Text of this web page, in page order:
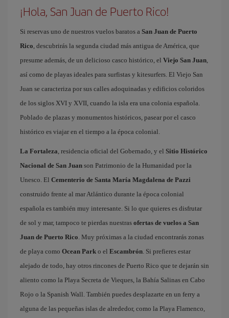
¡Hola, San Juan de Puerto Rico!
Si reservas uno de nuestros vuelos baratos a San Juan de Puerto
Rico, descubrirás la segunda ciudad más antigua de América, que
presume además, de un delicioso casco histórico, el Viejo San Juan,
así como de playas ideales para surfistas y kitesurfers. El Viejo San
Juan se caracteriza por sus calles adoquinadas y edificios coloridos
de los siglos XVI y XVII, cuando la isla era una colonia española.
Poblado de plazas y monumentos históricos, pasear por el casco
histórico es viajar en el tiempo a la época colonial.
La Fortaleza, residencia oficial del Gobernado, y el Sitio Histórico
Nacional de San Juan son Patrimonio de la Humanidad por la
Unesco. El Cementerio de Santa María Magdalena de Pazzi
construido frente al mar Atlántico durante la época colonial
española es también muy interesante. Si lo que quieres es disfrutar
de sol y mar, tampoco te pierdas nuestras ofertas de vuelos a San
Juan de Puerto Rico. Muy próximas a la ciudad encontrarás zonas
de playa como Ocean Park o el Escambrón. Si prefieres estar
alejado de todo, hay otros rincones de Puerto Rico que te dejarán sin
aliento como la Playa Secreta de Vieques, la Bahía Salinas en Cabo
Rojo o la Spanish Wall. También puedes desplazarte en un ferry a
alguna de las pequeñas islas de alrededor, como la Playa Flamenco,